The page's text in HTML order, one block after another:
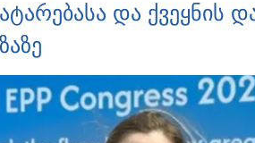
და ქვეყნის